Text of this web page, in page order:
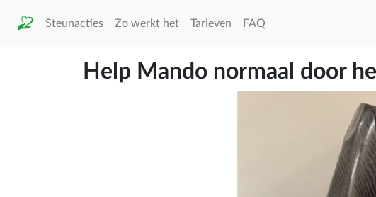
Steunacties Zo werkt het Tarieven FAQ
Help Mando normaal door